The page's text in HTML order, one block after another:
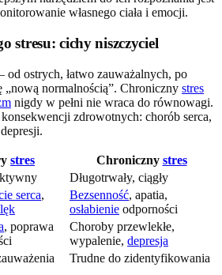
własnego ciała i emocji.
stresu: cichy niszczyciel
od ostrych, łatwo zauważalnych, po
„nową normalnością”. Chroniczny stres
nigdy w pełni nie wraca do równowagi.
zdrowotnych: chorób serca,
stres Chroniczny stres
Długotrwały, ciągły
serca,
lęk
Bezsenność, apatia,
osłabienie odporności
, poprawa
Choroby przewlekłe,
wypalenie, depresja
Trudne do zidentyfikowania